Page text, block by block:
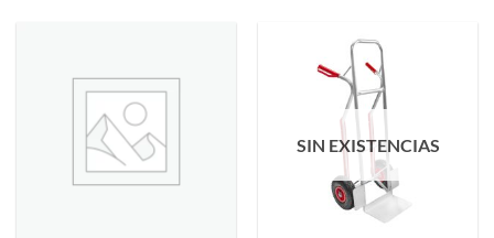
SIN EXISTENCIAS